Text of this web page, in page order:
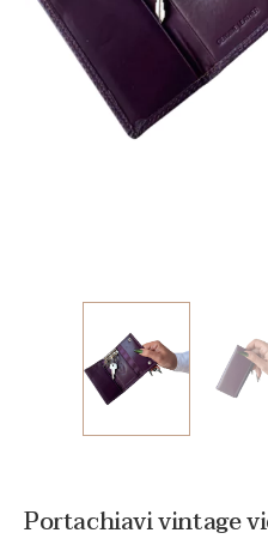
Portachiavi vintage